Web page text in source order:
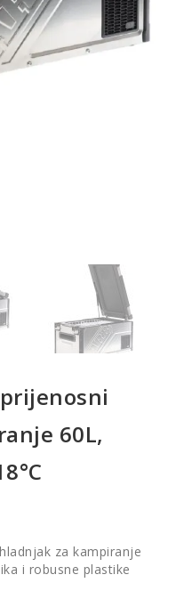
60L,
za kampiranje
i robusne plastike